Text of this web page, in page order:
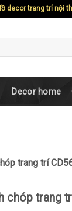
decor trang trí nội
Decor home
trang trí
chóp trang